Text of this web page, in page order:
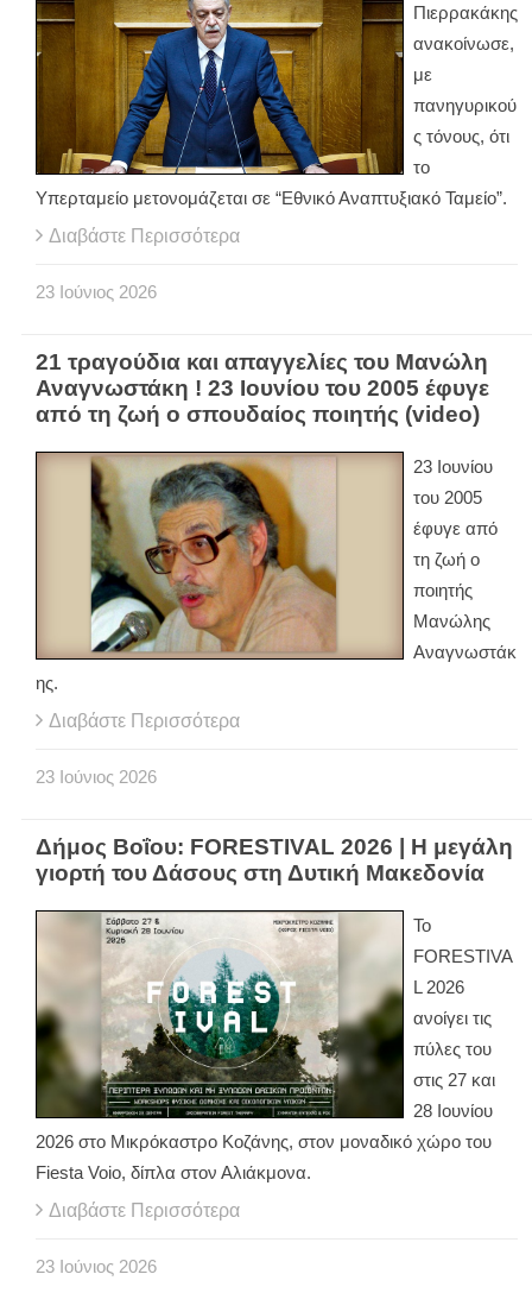
Πιερρακάκης
ανακοίνωσε,
με
πανηγυρικού
ς τόνους, ότι
το
Υπερταμείο μετονομάζεται σε “Εθνικό Αναπτυξιακό Ταμείο”.
Διαβάστε Περισσότερα
23 Ιούνιος 2026
21 τραγούδια και απαγγελίες του Μανώλη
Αναγνωστάκη ! 23 Ιουνίου του 2005 έφυγε
από τη ζωή ο σπουδαίος ποιητής (video)
23 Ιουνίου
του 2005
έφυγε από
τη ζωή ο
ποιητής
Μανώλης
Αναγνωστάκ
ης.
Διαβάστε Περισσότερα
23 Ιούνιος 2026
Δήμος Βοΐου: FORESTIVAL 2026 | Η μεγάλη
γιορτή του Δάσους στη Δυτική Μακεδονία
Το
FORESTIVA
L 2026
ανοίγει τις
πύλες του
στις 27 και
28 Ιουνίου
2026 στο Μικρόκαστρο Κοζάνης, στον μοναδικό χώρο του
Fiesta Voio, δίπλα στον Αλιάκμονα.
Διαβάστε Περισσότερα
23 Ιούνιος 2026